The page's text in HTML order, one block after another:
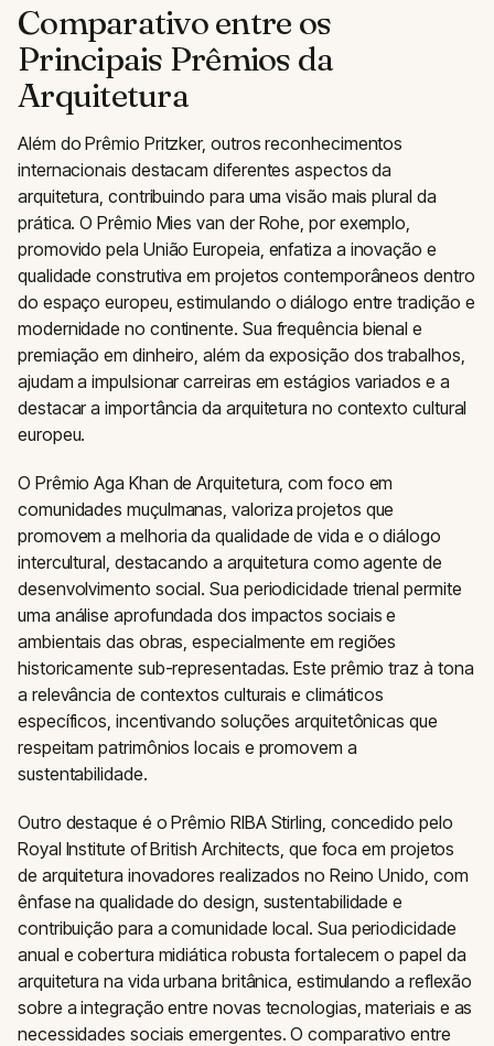
Comparativo entre os
Principais Prêmios da
Arquitetura
Além do Prêmio Pritzker, outros reconhecimentos
internacionais destacam diferentes aspectos da
arquitetura, contribuindo para uma visão mais plural da
prática. O Prêmio Mies van der Rohe, por exemplo,
promovido pela União Europeia, enfatiza a inovação e
qualidade construtiva em projetos contemporâneos dentro
do espaço europeu, estimulando o diálogo entre tradição e
modernidade no continente. Sua frequência bienal e
premiação em dinheiro, além da exposição dos trabalhos,
ajudam a impulsionar carreiras em estágios variados e a
destacar a importância da arquitetura no contexto cultural
europeu.
O Prêmio Aga Khan de Arquitetura, com foco em
comunidades muçulmanas, valoriza projetos que
promovem a melhoria da qualidade de vida e o diálogo
intercultural, destacando a arquitetura como agente de
desenvolvimento social. Sua periodicidade trienal permite
uma análise aprofundada dos impactos sociais e
ambientais das obras, especialmente em regiões
historicamente sub-representadas. Este prêmio traz à tona
a relevância de contextos culturais e climáticos
específicos, incentivando soluções arquitetônicas que
respeitam patrimônios locais e promovem a
sustentabilidade.
Outro destaque é o Prêmio RIBA Stirling, concedido pelo
Royal Institute of British Architects, que foca em projetos
de arquitetura inovadores realizados no Reino Unido, com
ênfase na qualidade do design, sustentabilidade e
contribuição para a comunidade local. Sua periodicidade
anual e cobertura midiática robusta fortalecem o papel da
arquitetura na vida urbana britânica, estimulando a reflexão
sobre a integração entre novas tecnologias, materiais e as
necessidades sociais emergentes. O comparativo entre